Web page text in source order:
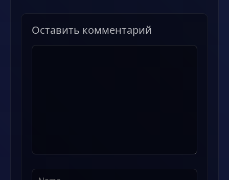
Оставить комментарий
Комментарий